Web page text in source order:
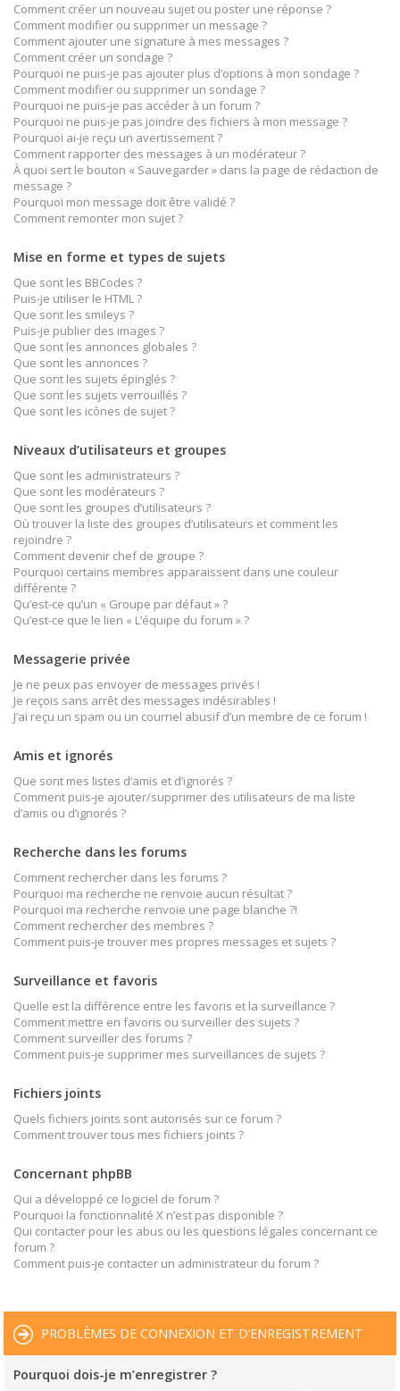
Comment créer un nouveau sujet ou poster une réponse ?
Comment modifier ou supprimer un message ?
Comment ajouter une signature à mes messages ?
Comment créer un sondage ?
Pourquoi ne puis-je pas ajouter plus d’options à mon sondage ?
Comment modifier ou supprimer un sondage ?
Pourquoi ne puis-je pas accéder à un forum ?
Pourquoi ne puis-je pas joindre des fichiers à mon message ?
Pourquoi ai-je reçu un avertissement ?
Comment rapporter des messages à un modérateur ?
À quoi sert le bouton « Sauvegarder » dans la page de rédaction de
message ?
Pourquoi mon message doit être validé ?
Comment remonter mon sujet ?
Mise en forme et types de sujets
Que sont les BBCodes ?
Puis-je utiliser le HTML ?
Que sont les smileys ?
Puis-je publier des images ?
Que sont les annonces globales ?
Que sont les annonces ?
Que sont les sujets épinglés ?
Que sont les sujets verrouillés ?
Que sont les icônes de sujet ?
Niveaux d’utilisateurs et groupes
Que sont les administrateurs ?
Que sont les modérateurs ?
Que sont les groupes d’utilisateurs ?
Où trouver la liste des groupes d’utilisateurs et comment les
rejoindre ?
Comment devenir chef de groupe ?
Pourquoi certains membres apparaissent dans une couleur
différente ?
Qu’est-ce qu’un « Groupe par défaut » ?
Qu’est-ce que le lien « L’équipe du forum » ?
Messagerie privée
Je ne peux pas envoyer de messages privés !
Je reçois sans arrêt des messages indésirables !
J’ai reçu un spam ou un courriel abusif d’un membre de ce forum !
Amis et ignorés
Que sont mes listes d’amis et d’ignorés ?
Comment puis-je ajouter/supprimer des utilisateurs de ma liste
d’amis ou d’ignorés ?
Recherche dans les forums
Comment rechercher dans les forums ?
Pourquoi ma recherche ne renvoie aucun résultat ?
Pourquoi ma recherche renvoie une page blanche ?!
Comment rechercher des membres ?
Comment puis-je trouver mes propres messages et sujets ?
Surveillance et favoris
Quelle est la différence entre les favoris et la surveillance ?
Comment mettre en favoris ou surveiller des sujets ?
Comment surveiller des forums ?
Comment puis-je supprimer mes surveillances de sujets ?
Fichiers joints
Quels fichiers joints sont autorisés sur ce forum ?
Comment trouver tous mes fichiers joints ?
Concernant phpBB
Qui a développé ce logiciel de forum ?
Pourquoi la fonctionnalité X n’est pas disponible ?
Qui contacter pour les abus ou les questions légales concernant ce
forum ?
Comment puis-je contacter un administrateur du forum ?
PROBLÈMES DE CONNEXION ET D’ENREGISTREMENT
Pourquoi dois-je m’enregistrer ?